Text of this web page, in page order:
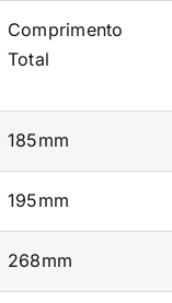
Comprimento
Total
185mm
195mm
268mm